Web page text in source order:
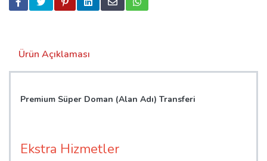
Ürün Açıklaması
Premium Süper Doman (Alan Adı) Transferi
Ekstra Hizmetler